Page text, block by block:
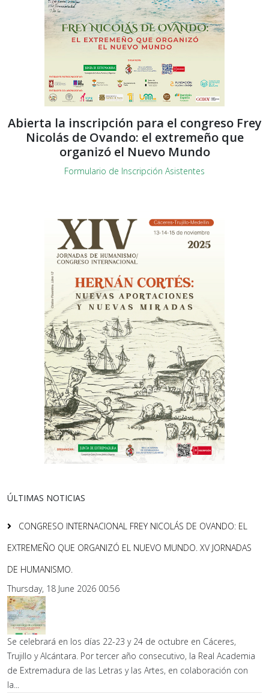
Abierta la inscripción para el congreso Frey
Nicolás de Ovando: el extremeño que
organizó el Nuevo Mundo
Formulario de Inscripción Asistentes
ÚLTIMAS NOTICIAS
CONGRESO INTERNACIONAL FREY NICOLÁS DE OVANDO: EL
EXTREMEÑO QUE ORGANIZÓ EL NUEVO MUNDO. XV JORNADAS
DE HUMANISMO.
Thursday, 18 June 2026 00:56
Se celebrará en los días 22-23 y 24 de octubre en Cáceres,
Trujillo y Alcántara. Por tercer año consecutivo, la Real Academia
de Extremadura de las Letras y las Artes, en colaboración con
la...